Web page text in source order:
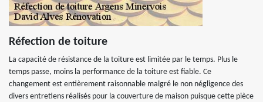
Réfection de toiture
La capacité de résistance de la toiture est limitée par le temps. Plus le
temps passe, moins la performance de la toiture est fiable. Ce
changement est entièrement raisonnable malgré le non négligence des
divers entretiens réalisés pour la couverture de maison puisque cette pièce